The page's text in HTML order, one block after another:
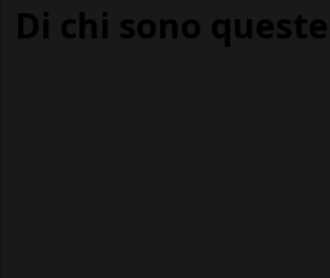
Di chi sono